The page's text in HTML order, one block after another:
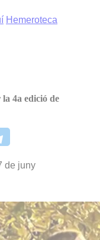
Hemeroteca
4a edició de
de juny